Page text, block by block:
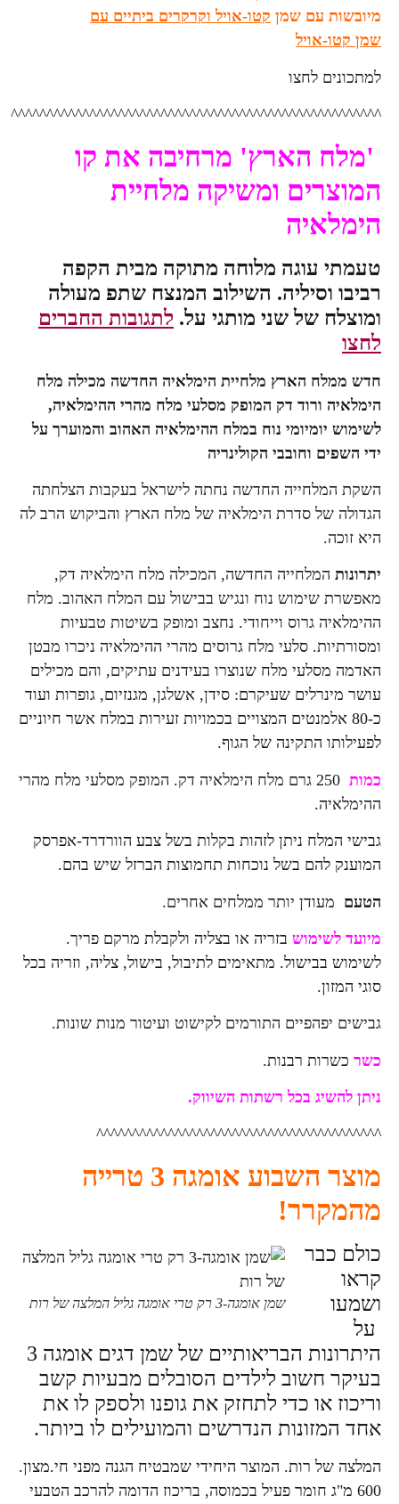
עם שמן קטו-אויל וקרקרים ביתיים עם
אויל
לחצו
הארץ' מרחיבה את קו
ומשיקה מלחיית
עוגה מלוחה מתוקה מבית הקפה
וסיליה. השילוב המנצח שתפ מעולה
של שני מותגי על.לתגובות החברים
הארץ מלחיית הימלאיה החדשה מכילה מלח
ורוד דק המופק מסלעי מלח מהרי ההימלאיה,
יומיומי נוח במלח ההימלאיה האהוב והמוערך על
וחובבי הקולינריה
החדשה נחתה לישראל בעקבות הצלחתה
של סדרת הימלאיה של מלח הארץ והביקוש הרב לה
המלחייה החדשה, המכילה מלח הימלאיה דק,
שימוש נוח ונגיש בבישול עם המלח האהוב. מלח
גרוס וייחודי. נחצב ומופק בשיטות טבעיות
סלעי מלח גרוסים מהרי ההימלאיה ניכרו מבטן
מלח שנוצרו בעידנים עתיקים, והם מכילים
שעיקרם: סידן, אשלגן, מגנזיום, גופרות ועוד
אלמנטים המצויים בכמויות זעירות במלח אשר חיוניים
התקינה של הגוף.
250 גרם מלח הימלאיה דק. המופק מסלעי מלח מהרי
ניתן לזהות בקלות בשל צבע הוורדרד-אפרסק
להם בשל נוכחות תחמוצות הברזל שיש בהם.
יותר ממלחים אחרים.
בזריה או בצליה ולקבלת מרקם פריך.
בבישול. מתאימים לתיבול, בישול, צליה, וזריה בכל
יפהפיים התורמים לקישוט ועיטור מנות שונות.
רבנות.
בכל רשתות השיווק.
מוצר השבוע אומגה 3 טרייה
שמן אומגה-3 רק טרי אומגה גליל המלצה של רות
כבר
היתרונות הבריאותיים של שמן דגים אומגה 3
חשוב לילדים הסובלים מבעיות קשב
או כדי לתחזק את גופנו ולספק לו את
הנדרשים והמועילים לו ביותר.
רות. המוצר היחידי שמבטיח הגנה מפני חי.מצון.
מ"ג חומר פעיל בכמוסה, בריכוז הדומה להרכב הטבעי